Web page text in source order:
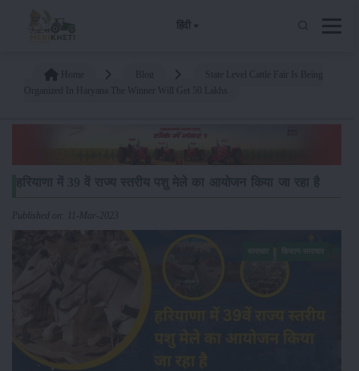
हिंदी
Published on: 11-Mar-2023